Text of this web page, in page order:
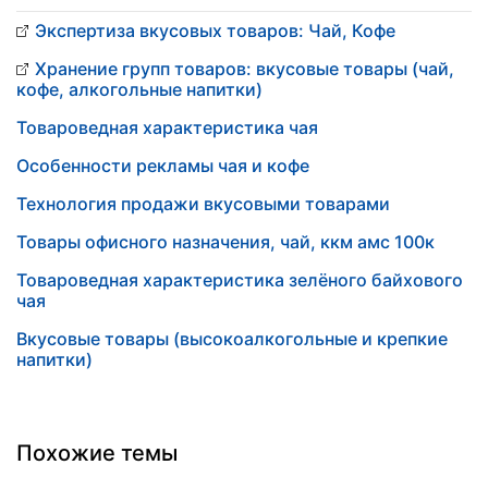
Экспертиза вкусовых товаров: Чай, Кофе
Хранение групп товаров: вкусовые товары (чай,
кофе, алкогольные напитки)
Товароведная характеристика чая
Особенности рекламы чая и кофе
Технология продажи вкусовыми товарами
Товары офисного назначения, чай, ккм амс 100к
Товароведная характеристика зелёного байхового
чая
Вкусовые товары (высокоалкогольные и крепкие
напитки)
Похожие темы